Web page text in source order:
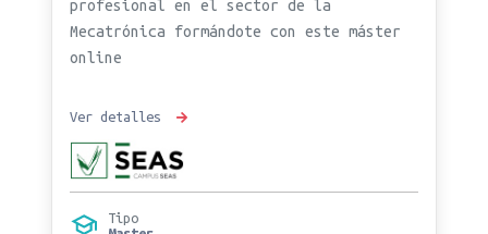
profesional en el sector de la
Mecatrónica formándote con este máster
online
Ver detalles
Tipo